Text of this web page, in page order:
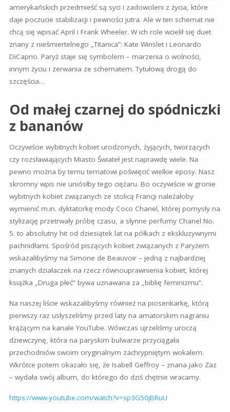
amerykańskich przedmieść są syci i zadowoleni z życia, które
daje poczucie stabilizacji i pewności jutra. Ale w ten schemat nie
chcą się wpisać April i Frank Wheeler. W ich role wcielił się duet
znany z nieśmiertelnego „Titanica”: Kate Winslet i Leonardo
DiCaprio. Paryż staje się symbolem – marzenia o wolności,
innym życiu i zerwania ze schematem. Tytułową drogą do
szczęścia…
Od małej czarnej do spódniczki
z bananów
Oczywiście wybitnych kobiet urodzonych, żyjących, tworzących
czy rozsławiających Miasto Świateł jest naprawdę wiele. Na
pewno można by temu tematowi poświęcić wielkie eposy. Nasz
skromny wpis nie uniósłby tego ciężaru. Bo oczywiście w gronie
wybitnych kobiet związanych ze stolicą Francji należałoby
wymienić m.in. dyktatorkę mody Coco Chanel, której pomysły na
stylizację przetrwały próbę czasu, a słynne perfumy Chanel No.
5. to absolutny hit od dziesiątek lat na półkach z ekskluzywnymi
pachnidłami. Spośród piszących kobiet związanych z Paryżem
wskazalibyśmy na Simone de Beauvoir – jedną z najbardziej
znanych działaczek na rzecz równouprawnienia kobiet, której
książka „Druga płeć” bywa uznawana za „biblię feminizmu”.
Na naszej liście wskazalibyśmy również na piosenkarkę, którą
pierwszy raz usłyszeliśmy przed laty na amatorskim nagraniu
krążącym na kanale YouTube. Wówczas ujrzeliśmy uroczą
dziewczynę, która na paryskim bulwarze przyciągała
przechodniów swoim oryginalnym zachrypniętym wokalem.
Wkrótce potem okazało się, że Isabell Geffroy – znana jako Zaz
– wydała swój album, do którego do dziś chętnie wracamy.
https://www.youtube.com/watch?v=sp3G50jBRuU